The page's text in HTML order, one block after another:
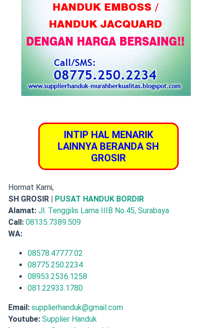
INTIP HAL MENARIK
LAINNYA BERANDA SH
GROSIR
Hormat Kami,
SH GROSIR | PUSAT HANDUK BORDIR
Alamat: Jl. Tenggilis Lama IIIB No.45, Surabaya
Call: 08135.7389.509
WA:
08578.47777.02
08775.250.2234
08953.2536.1258
081.22933.1780
Email: supplierhanduk@gmail.com
Youtube: Supplier Handuk